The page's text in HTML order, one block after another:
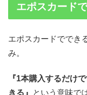
エポスカード
エポスカードででき
み。
『1本購入するだけ
きる』
という意味で